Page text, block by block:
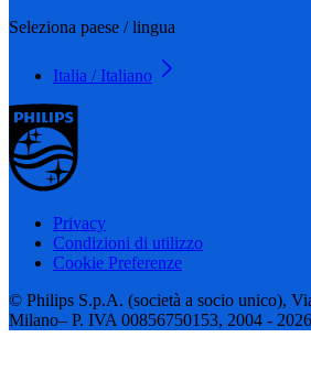
Seleziona paese / lingua
Italia / Italiano
Privacy
Condizioni di utilizzo
Cookie Preferenze
© Philips S.p.A. (società a socio unico),
Milano– P. IVA 00856750153, 2004 - 2026